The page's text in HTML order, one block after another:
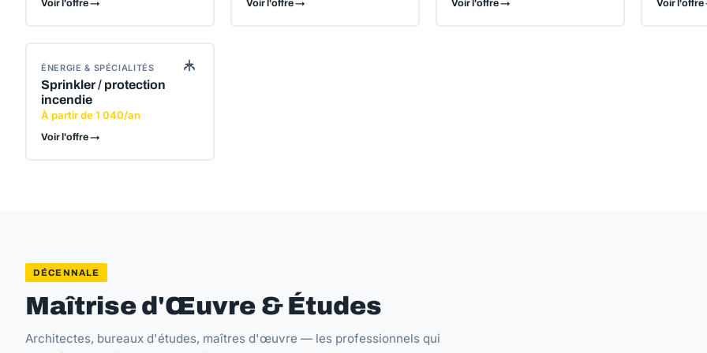
Voir l'offre → Voir l'offre → Voir l'offre → Voir
ÉNERGIE & SPÉCIALITÉS
Sprinkler / protection
incendie
À partir de 1 040/an
Voir l'offre →
DÉCENNALE
Maîtrise d'Œuvre & Études
Architectes, bureaux d'études, maîtres d'œuvre — les professionnels qui